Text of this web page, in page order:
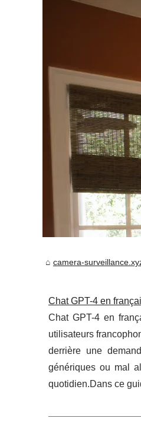
camera-
Chat GPT-4 en
Chat GPT-4 en
utilisateurs
derrière une
génériques ou mal
quotidien.Dans ce